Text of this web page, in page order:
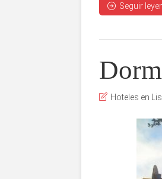
Seguir
Hoteles en